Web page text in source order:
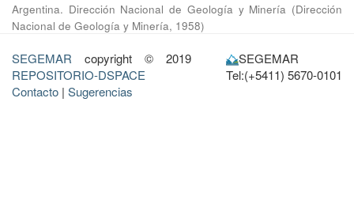
Argentina. Dirección Nacional de Geología y Minería (Dirección
Nacional de Geología y Minería, 1958)
SEGEMAR copyright © 2019
REPOSITORIO-DSPACE
Contacto | Sugerencias
SEGEMAR
Tel:(+5411) 5670-0101